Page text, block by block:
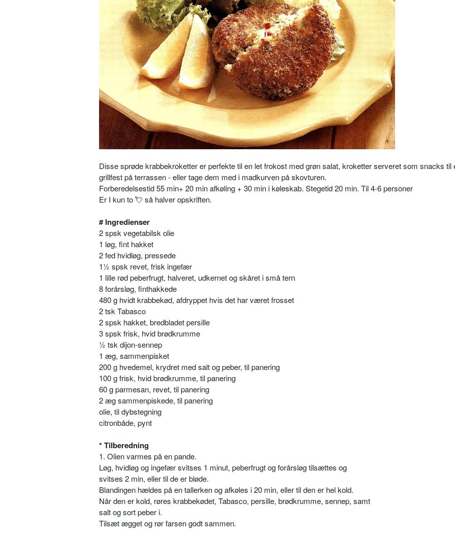
Disse sprøde krabbekroketter er perfekte til en let frokost med grøn salat, kroketter serveret som snacks til
grillfest på terrassen - eller tage dem med i madkurven på skovturen.
Forberedelsestid 55 min+ 20 min afkøling + 30 min i køleskab. Stegetid 20 min. Til 4-6 personer
Er I kun to 💘 så halver opskriften.
# Ingredienser
2 spsk vegetabilsk olie
1 løg, fint hakket
2 fed hvidløg, pressede
1½ spsk revet, frisk ingefær
1 lille rød peberfrugt, halveret, udkernet og skåret i små tern
8 forårsløg, finthakkede
480 g hvidt krabbekød, afdryppet hvis det har været frosset
2 tsk Tabasco
2 spsk hakket, bredbladet persille
3 spsk frisk, hvid brødkrumme
½ tsk dijon-sennep
1 æg, sammenpisket
200 g hvedemel, krydret med salt og peber, til panering
100 g frisk, hvid brødkrumme, til panering
60 g parmesan, revet, til panering
2 æg sammenpiskede, til panering
olie, til dybstegning
citronbåde, pynt
* Tilberedning
1. Olien varmes på en pande.
Løg, hvidløg og ingefær svitses 1 minut, peberfrugt og forårsløg tilsættes og
svitses 2 min, eller til de er bløde.
Blandingen hældes på en tallerken og afkøles i 20 min, eller til den er hel kold.
Når den er kold, røres krabbekødet, Tabasco, persille, brødkrumme, sennep, samt
salt og sort peber i.
Tilsæt ægget og rør farsen godt sammen.